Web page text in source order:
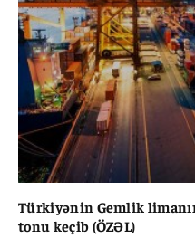
Türkiyənin Gemlik
tonu keçib (ÖZƏL)